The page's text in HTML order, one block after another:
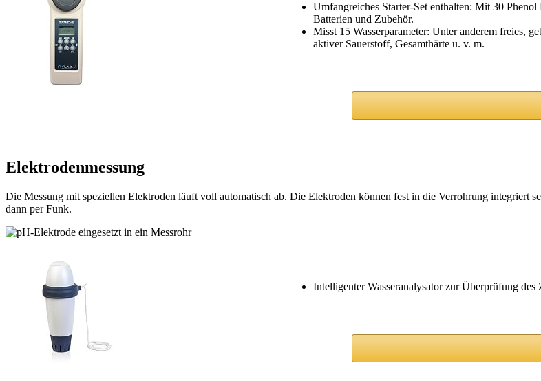
Umfangreiches Starter-Set enthalten: Mit 30
Batterien und Zubehör.
Misst 15 Wasserparameter: Unter anderem freies,
aktiver Sauerstoff, Gesamthärte u. v. m.
Elektrodenmessung
Die Messung mit speziellen Elektroden läuft voll automatisch ab. Die Elektroden können fest in die Verrohrung integriert
dann per Funk.
Intelligenter Wasseranalysator zur Überprüfung